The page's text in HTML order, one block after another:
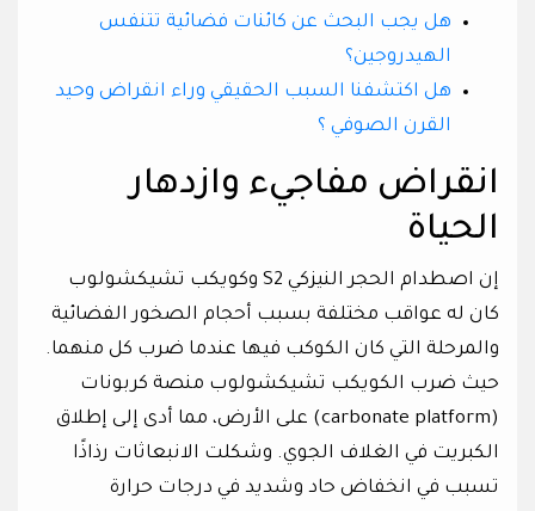
هل يجب البحث عن كائنات فضائية تتنفس
الهيدروجين؟
هل اكتشفنا السبب الحقيقي وراء انقراض وحيد
القرن الصوفي ؟
انقراض مفاجيء وازدهار
الحياة
إن اصطدام الحجر النيزكي S2 وكويكب تشيكشولوب
كان له عواقب مختلفة بسبب أحجام الصخور الفضائية
والمرحلة التي كان الكوكب فيها عندما ضرب كل منهما.
حيث ضرب الكويكب تشيكشولوب منصة كربونات
(carbonate platform) على الأرض، مما أدى إلى إطلاق
الكبريت في الغلاف الجوي. وشكلت الانبعاثات رذاذًا
تسبب في انخفاض حاد وشديد في درجات حرارة